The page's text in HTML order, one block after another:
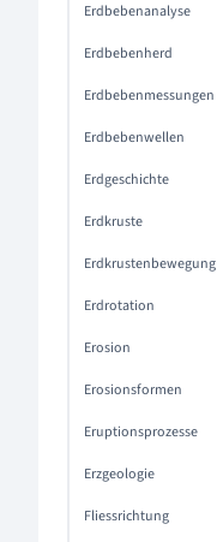
Erdbebenanalyse
Erdbebenherd
Erdbebenmessungen
Erdbebenwellen
Erdgeschichte
Erdkruste
Erdkrustenbewegung
Erdrotation
Erosion
Erosionsformen
Eruptionsprozesse
Erzgeologie
Fliessrichtung